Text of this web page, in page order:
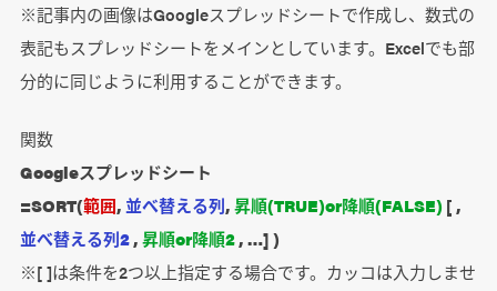
※記事内の画像はGoogleスプレッドシートで作成し、数式の
表記もスプレッドシートをメインとしています。Excelでも部
分的に同じように利用することができます。
関数
Googleスプレッドシート
=SORT(範囲, 並べ替える列,昇順(TRUE)or降順(FALSE) [ ,
並べ替える列2,昇順or降順2, …] )
※[ ]は条件を2つ以上指定する場合です。カッコは入力しませ